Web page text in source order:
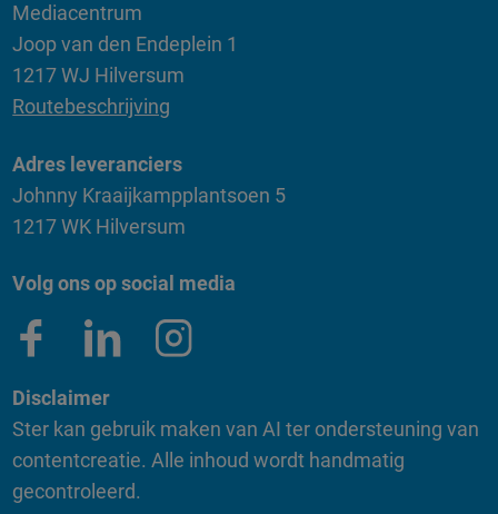
Mediacentrum
Joop van den Endeplein 1
1217 WJ Hilversum
Routebeschrijving
Adres leveranciers
Johnny Kraaijkampplantsoen 5
1217 WK Hilversum
Volg ons op social media
Disclaimer
Ster kan gebruik maken van AI ter ondersteuning van
contentcreatie. Alle inhoud wordt handmatig
gecontroleerd.